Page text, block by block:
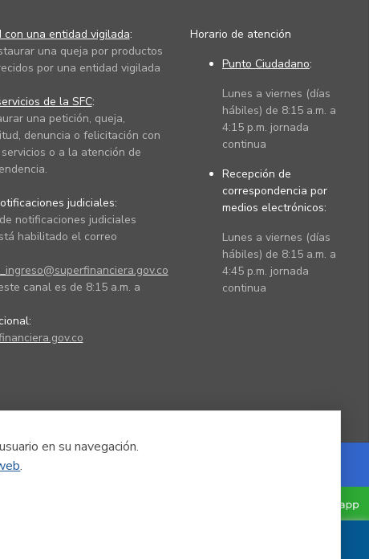
en su navegación.
.
con una entidad vigilada:
una queja por productos
por una entidad vigilada
de la SFC:
una petición, queja,
denuncia o felicitación con
o a la atención de
judiciales:
notificaciones judiciales
habilitado el correo
canal es de 8:15 a.m. a
Horario de atención
Punto Ciudadano:
Lunes a viernes (días
hábiles) de 8:15 a.m. a
4:15 p.m. jornada
continua
Recepción de
correspondencia por
medios electrónicos:
Lunes a viernes (días
hábiles) de 8:15 a.m. a
4:45 p.m. jornada
continua
Powered by Nexura